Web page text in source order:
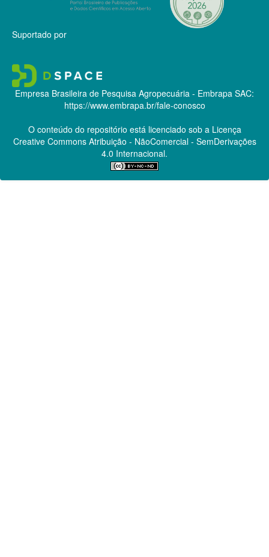
Suportado por
Empresa Brasileira de Pesquisa Agropecuária - Embrapa SAC:
https://www.embrapa.br/fale-conosco
O conteúdo do repositório está licenciado sob a Licença
Creative CommonsAtribuição - NãoComercial - SemDerivações
4.0 Internacional.